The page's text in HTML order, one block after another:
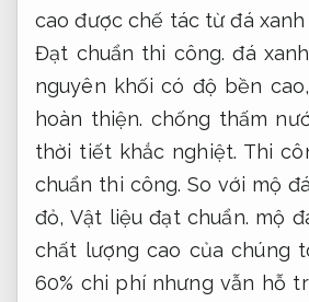
cao được chế tác từ đá xanh
Đạt chuẩn thi công. đá
nguyên khối có độ bền cao,
hoàn thiện. chống thấm
thời tiết khắc nghiệt. Thi
chuẩn thi công. So với mộ
đỏ, Vật liệu đạt chuẩn. mộ
chất lượng cao của chúng
60% chi phí nhưng vẫn hỗ